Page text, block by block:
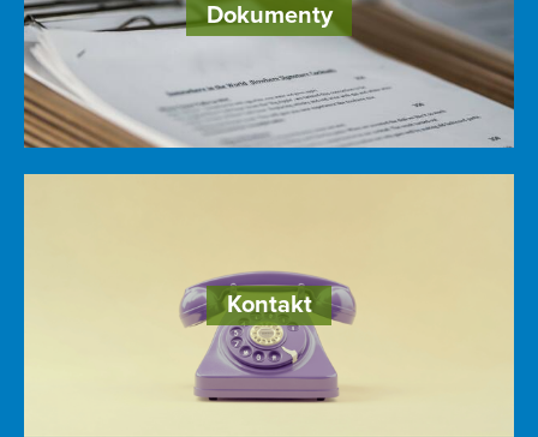
Dokumenty
Kontakt